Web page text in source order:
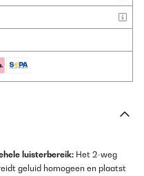
luisterbereik: Het 2-weg
geluid homogeen en plaatst